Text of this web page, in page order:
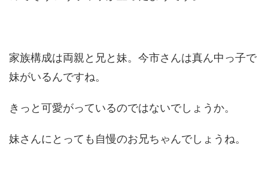
家族構成は両親と兄と妹。今市さんは真ん中っ子で
妹がいるんですね。
きっと可愛がっているのではないでしょうか。
妹さんにとっても自慢のお兄ちゃんでしょうね。